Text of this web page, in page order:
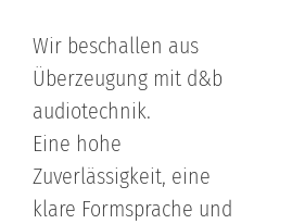
Wir beschallen aus
Überzeugung mit d&b
audiotechnik.
Eine hohe
Zuverlässigkeit, eine
klare Formsprache und